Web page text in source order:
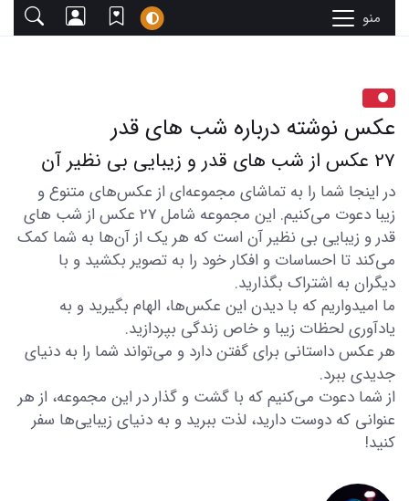
منو
عکس نوشته درباره شب های قدر
27 عکس از شب های قدر و زیبایی بی نظیر آن
در اینجا شما را به تماشای مجموعه‌ای از عکس‌های متنوع و
زیبا دعوت می‌کنیم. این مجموعه شامل 27 عکس از شب های
قدر و زیبایی بی نظیر آن است که هر یک از آن‌ها به شما کمک
می‌کند تا احساسات و افکار خود را به تصویر بکشید و با
دیگران به اشتراک بگذارید.
ما امیدواریم که با دیدن این عکس‌ها، الهام بگیرید و به
یادآوری لحظات زیبا و خاص زندگی بپردازید.
هر عکس داستانی برای گفتن دارد و می‌تواند شما را به دنیای
جدیدی ببرد.
از شما دعوت می‌کنیم که با گشت و گذار در این مجموعه، از هر
عنوانی که دوست دارید، لذت ببرید و به دنیای زیبایی‌ها سفر
کنید!